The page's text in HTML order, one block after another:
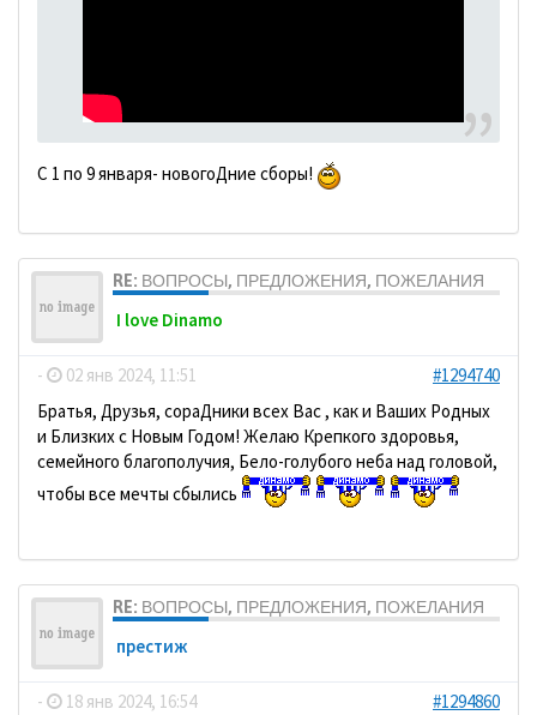
С 1 по 9 января- новогоДние сборы!
RE: ВОПРОСЫ, ПРЕДЛОЖЕНИЯ, ПОЖЕЛАНИЯ
I love Dinamo
- 02 янв 2024, 11:51
#1294740
Братья, Друзья, сораДники всех Вас , как и Ваших Родных
и Близких с Новым Годом! Желаю Крепкого здоровья,
семейного благополучия, Бело-голубого неба над головой,
чтобы все мечты сбылись
RE: ВОПРОСЫ, ПРЕДЛОЖЕНИЯ, ПОЖЕЛАНИЯ
престиж
- 18 янв 2024, 16:54
#1294860